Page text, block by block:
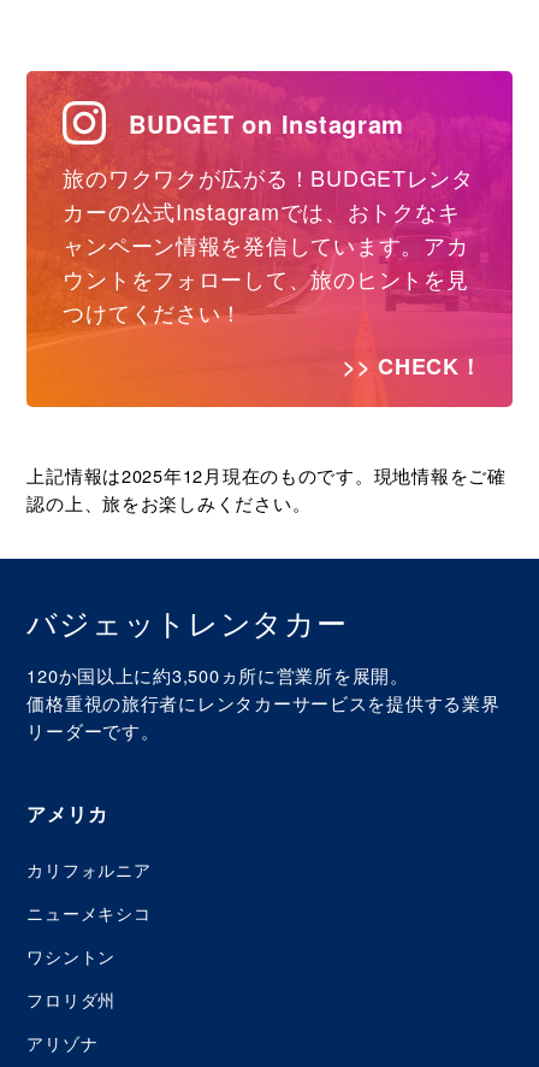
BUDGET on Instagram
旅のワクワクが広がる！BUDGETレンタ
カーの公式Instagramでは、おトクなキ
ャンペーン情報を発信しています。アカ
ウントをフォローして、旅のヒントを見
つけてください！
>> CHECK！
上記情報は2025年12月現在のものです。現地情報をご確
認の上、旅をお楽しみください。
バジェットレンタカー
120か国以上に約3,500ヵ所に営業所を展開。
価格重視の旅行者にレンタカーサービスを提供する業界
リーダーです。
アメリカ
カリフォルニア
ニューメキシコ
ワシントン
フロリダ州
アリゾナ